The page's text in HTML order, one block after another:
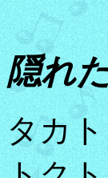
隠れ
タカ